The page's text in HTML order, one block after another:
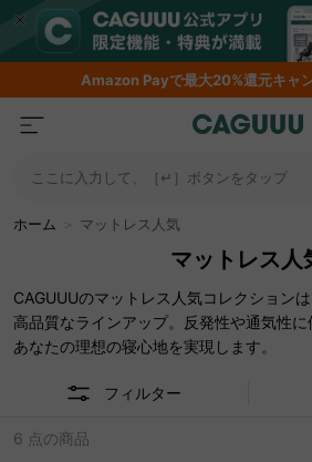
AmazonPayで最大20%還元キャ
ここに入力して、［↵］ボタンをタップ
ホーム マットレス人気
マットレス人
CAGUUUのマットレス人気コレクション
高品質なラインアップ。反発性や通気性に
あなたの理想の寝心地を実現します。
フィルター
6 点の商品